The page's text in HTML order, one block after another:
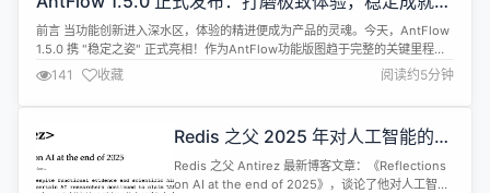
任
前言 当功能创新进入深水区，体验的精进便成为产品的灵魂。今天，AntFlow
1.5.0 携 "稳定之姿" 正式亮相！作为AntFlow功能版图趋于完整的关键里程
碑，本次更新我们 克制地新增1个功能 ，聚焦6项体验优化与 3项关键Bug修复
。在历经近50家企业与个人的深度验证后，AntFlow正以更稳健、更贴心的姿
态，陪伴每一位用户走向无纸化办公的深处。 ...
141 收藏 阅读约5分钟
Redis 之父 2025 年对人工智能的思
考
Redis 之父 Antirez 最新博客文章：《Reflections
on AI at the end of 2025》，谈论了他对人工智能